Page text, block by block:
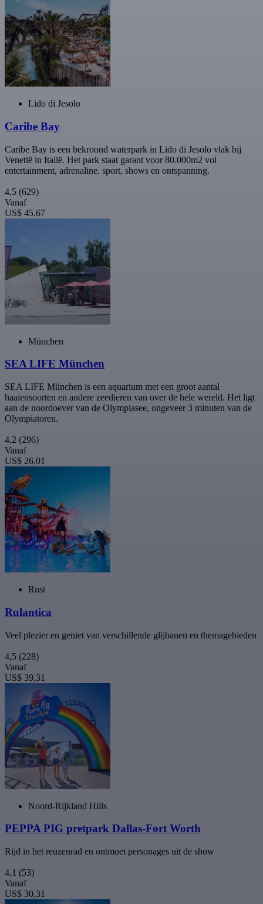
Lido di Jesolo
Caribe Bay
Caribe Bay is een bekroond waterpark in Lido di Jesolo vlak bij
Venetië in Italië. Het park staat garant voor 80.000m2 vol
entertainment, adrenaline, sport, shows en ontspanning.
4,5 (629)
Vanaf
US$ 45,67
München
SEA LIFE München
SEA LIFE München is een aquarium met een groot aantal
haaiensoorten en andere zeedieren van over de hele wereld. Het ligt
aan de noordoever van de Olympiasee, ongeveer 3 minuten van de
Olympiatoren.
4,2 (296)
Vanaf
US$ 26,01
Rust
Rulantica
Veel plezier en geniet van verschillende glijbanen en themagebieden
4,5 (228)
Vanaf
US$ 39,31
Noord-Rijkland Hills
PEPPA PIG pretpark Dallas-Fort Worth
Rijd in het reuzenrad en ontmoet personages uit de show
4,1 (53)
Vanaf
US$ 30,31